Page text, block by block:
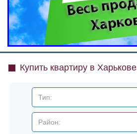
Купить квартиру в Харькове
Тип:
Район: